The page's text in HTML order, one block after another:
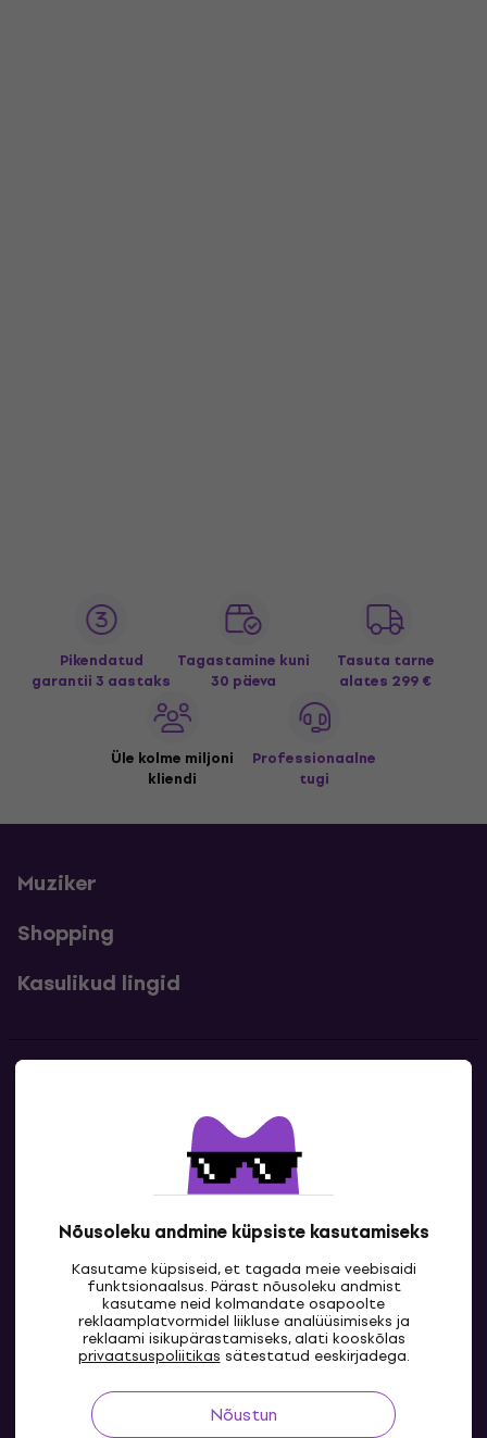
Nõusoleku andmine küpsiste kasutamiseks
Kasutame küpsiseid, et tagada meie veebisaidi
funktsionaalsus. Pärast nõusoleku andmist
kasutame neid kolmandate osapoolte
reklaamplatvormidel liikluse analüüsimiseks ja
reklaami isikupärastamiseks, alati kooskõlas
privaatsuspoliitikas sätestatud eeskirjadega.
Nõustun
Pikendatud
garantii 3 aastaks
Tagastamine kuni
30 päeva
Tasuta tarne
alates 299 €
Üle kolme miljoni
kliendi
Professionaalne
tugi
Muziker
Shopping
Kasulikud lingid
Kontaktandmed
EE